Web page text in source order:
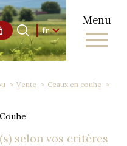
Menu
Langue
fr
0 Langue
fr
Vente
Ceaux en couhe
selon vos critères